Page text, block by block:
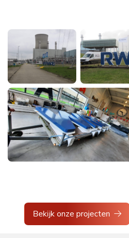
Bekijk onze projecten